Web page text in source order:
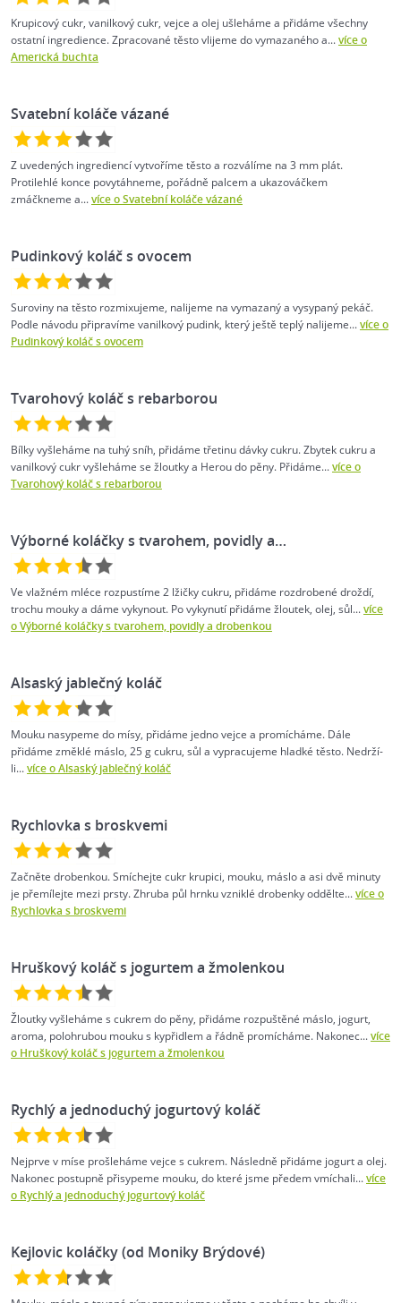
Krupicový cukr, vanilkový cukr, vejce a olej ušleháme a přidáme všechny
ostatní ingredience. Zpracované těsto vlijeme do vymazaného a...více o
Americká buchta
Svatební koláče vázané
Z uvedených ingrediencí vytvoříme těsto a rozválíme na 3 mm plát.
Protilehlé konce povytáhneme, pořádně palcem a ukazováčkem
zmáčkneme a...více o Svatební koláče vázané
Pudinkový koláč s ovocem
Suroviny na těsto rozmixujeme, nalijeme na vymazaný a vysypaný pekáč.
Podle návodu připravíme vanilkový pudink, který ještě teplý nalijeme...více o
Pudinkový koláč s ovocem
Tvarohový koláč s rebarborou
Bílky vyšleháme na tuhý sníh, přidáme třetinu dávky cukru. Zbytek cukru a
vanilkový cukr vyšleháme se žloutky a Herou do pěny. Přidáme...více o
Tvarohový koláč s rebarborou
Výborné koláčky s tvarohem, povidly a…
Ve vlažném mléce rozpustíme 2 lžičky cukru, přidáme rozdrobené droždí,
trochu mouky a dáme vykynout. Po vykynutí přidáme žloutek, olej, sůl...více
o Výborné koláčky s tvarohem, povidly a drobenkou
Alsaský jablečný koláč
Mouku nasypeme do mísy, přidáme jedno vejce a promícháme. Dále
přidáme změklé máslo, 25 g cukru, sůl a vypracujeme hladké těsto. Nedrží-
li...více o Alsaský jablečný koláč
Rychlovka s broskvemi
Začněte drobenkou. Smíchejte cukr krupici, mouku, máslo a asi dvě minuty
je přemílejte mezi prsty. Zhruba půl hrnku vzniklé drobenky oddělte...více o
Rychlovka s broskvemi
Hruškový koláč s jogurtem a žmolenkou
Žloutky vyšleháme s cukrem do pěny, přidáme rozpuštěné máslo, jogurt,
aroma, polohrubou mouku s kypřidlem a řádně promícháme. Nakonec...více
o Hruškový koláč s jogurtem a žmolenkou
Rychlý a jednoduchý jogurtový koláč
Nejprve v míse prošleháme vejce s cukrem. Následně přidáme jogurt a olej.
Nakonec postupně přisypeme mouku, do které jsme předem vmíchali...více
o Rychlý a jednoduchý jogurtový koláč
Kejlovic koláčky (od Moniky Brýdové)